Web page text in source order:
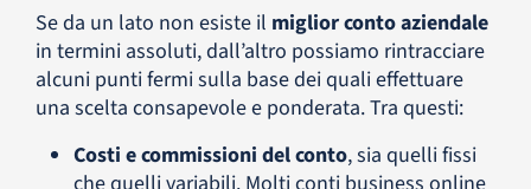
Se da un lato non esiste il miglior conto aziendale
in termini assoluti, dall’altro possiamo rintracciare
alcuni punti fermi sulla base dei quali effettuare
una scelta consapevole e ponderata. Tra questi:
Costi e commissioni del conto, sia quelli fissi